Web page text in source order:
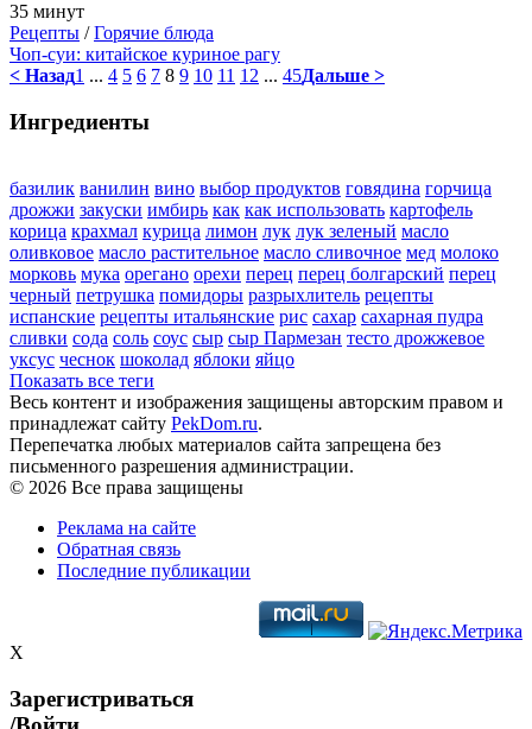
35 минут
Рецепты /Горячие блюда
Чоп-суи: китайское куриное рагу
< Назад1 ... 4 5 6 7 8 9 10 11 12 ... 45Дальше >
Ингредиенты
базилик ванилин вино выбор продуктов говядина горчица
дрожжи закуски имбирь как как использовать картофель
корица крахмал курица лимон лук лук зеленый масло
оливковое масло растительное масло сливочное мед молоко
морковь мука орегано орехи перец перец болгарский перец
черный петрушка помидоры разрыхлитель рецепты
испанские рецепты итальянские рис сахар сахарная пудра
сливки сода соль соус сыр сыр Пармезан тесто дрожжевое
уксус чеснок шоколад яблоки яйцо
Показать все теги
Весь контент и изображения защищены авторским правом и
принадлежат сайту PekDom.ru.
Перепечатка любых материалов сайта запрещена без
письменного разрешения администрации.
© 2026 Все права защищены
Реклама на сайте
Обратная связь
Последние публикации
X
Зарегистриваться